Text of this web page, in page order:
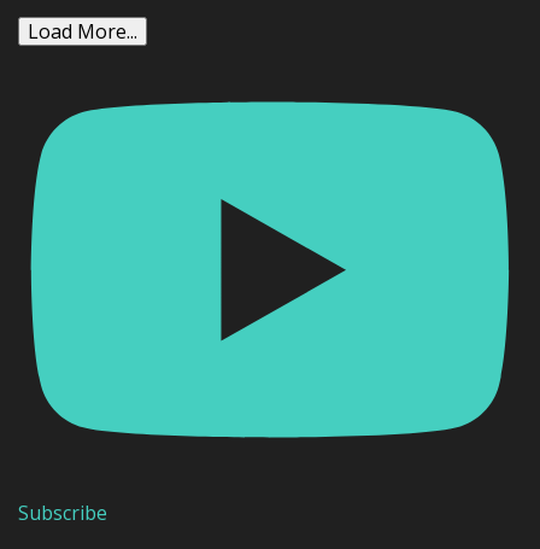
Load More...
Subscribe